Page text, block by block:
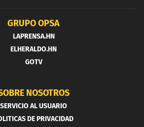
GRUPO OPSA
LAPRENSA.HN
ELHERALDO.HN
GOTV
NOSOTROS
SERVICIO AL USUARIO
DE PRIVACIDAD